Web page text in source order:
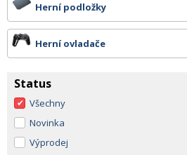
Herní podložky
Herní ovladače
Status
Všechny
Novinka
Výprodej